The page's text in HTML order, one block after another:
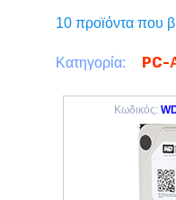
10 προϊόντα που
Κατηγορία: PC-
Κωδικός: